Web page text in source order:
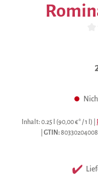
Durchschnittliche
Inhalt: 0.25 l (90,00 €* / 1 l)
GTIN: